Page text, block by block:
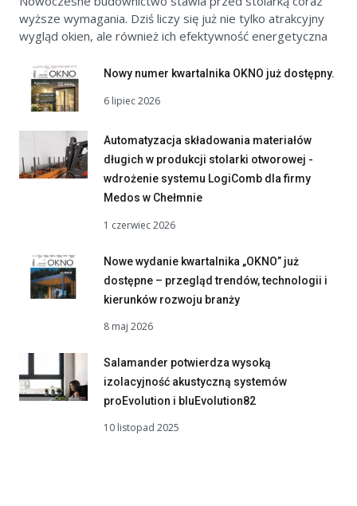
wyższe wymagania. Dziś liczy się już nie tylko atrakcyjny
wygląd okien, ale również ich efektywność energetyczna
Nowy numer kwartalnika OKNO już dostępny.
6 lipiec 2026
Automatyzacja składowania materiałów
długich w produkcji stolarki otworowej -
wdrożenie systemu LogiComb dla firmy
Medos w Chełmnie
1 czerwiec 2026
Nowe wydanie kwartalnika „OKNO” już
dostępne – przegląd trendów, technologii i
kierunków rozwoju branży
8 maj 2026
Salamander potwierdza wysoką
izolacyjność akustyczną systemów
proEvolution i bluEvolution82
10 listopad 2025